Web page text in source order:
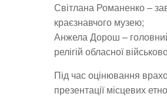
Світлана Романенко –
краєзнавчого музею;
Анжела Дорош – головний
релігій обласної
Під час оцінювання
презентації місцевих